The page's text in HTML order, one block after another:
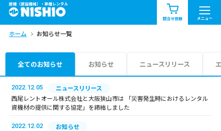
建機（建設機械）・重機レンタル
問合せ依頼 メニュー
商品一覧 お知らせ一覧
問合せ依頼リスト
エリア情報を見る
中部 関西
ホーム お知らせ一覧
全てのお知らせ お知らせ ニュースリリース
2022.12.05
ニュースリリース
西尾レントオール株式会社と大阪狭山市は 「災害発生時におけるレンタル
資機材の提供に関する協定」を締結しました
2022.12.02
お知らせ